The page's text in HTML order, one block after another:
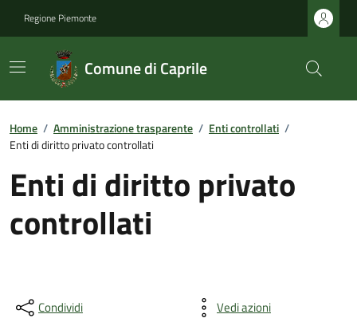
Regione Piemonte
Comune di Caprile
Home / Amministrazione trasparente / Enti controllati /
Enti di diritto privato controllati
Enti di diritto privato
controllati
Condividi Vedi azioni